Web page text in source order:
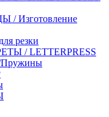
Изготовление
резки
/ LETTERPRESS